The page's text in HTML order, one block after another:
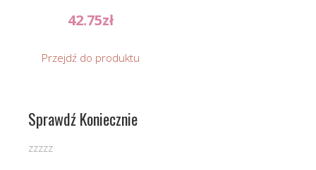
42.75zł
Przejdź do produktu
Sprawdź Koniecznie
zzzzz